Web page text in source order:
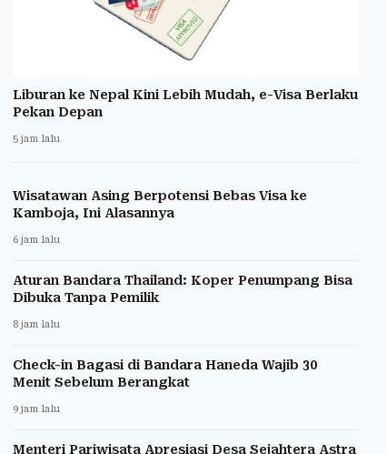
Liburan ke Nepal Kini Lebih Mudah, e-Visa Berlaku
Pekan Depan
5 jam lalu
Wisatawan Asing Berpotensi Bebas Visa ke
Kamboja, Ini Alasannya
6 jam lalu
Aturan Bandara Thailand: Koper Penumpang Bisa
Dibuka Tanpa Pemilik
8 jam lalu
Check-in Bagasi di Bandara Haneda Wajib 30
Menit Sebelum Berangkat
9 jam lalu
Menteri Pariwisata Apresiasi Desa Sejahtera Astra